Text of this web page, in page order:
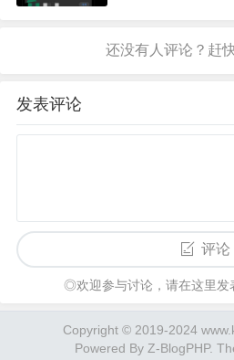
器，依靠的就是这个
在网上…
发表评论
评论
◎欢迎参与讨论，请在这里发
Copyright © 2019-2024
Powered By Z-BlogPHP.